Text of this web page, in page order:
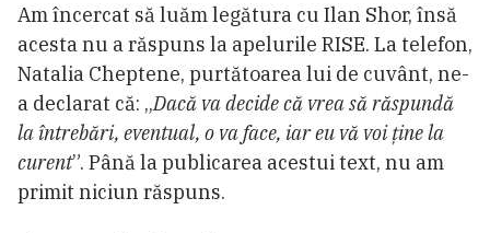
Am încercat să luăm legătura cu Ilan Shor, însă
acesta nu a răspuns la apelurile RISE. La telefon,
Natalia Cheptene, purtătoarea lui de cuvânt, ne-
a declarat că: „Dacă va decide că vrea să răspundă
la întrebări, eventual, o va face, iar eu vă voi ține la
curent”. Până la publicarea acestui text, nu am
primit niciun răspuns.